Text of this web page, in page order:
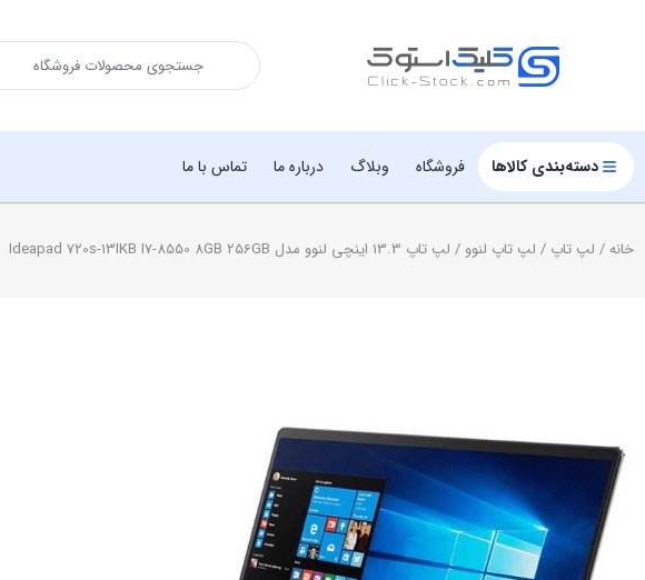
دسته‌بندی کالاها فروشگاه وبلاگ درباره ما تماس با ما
خانه/ لپ تاپ / لپ تاپ لنوو / لپ تاپ 13.3 اینچی لنوو مدل Ideapad 720s-13IKB I7-8550 8GB 256GB